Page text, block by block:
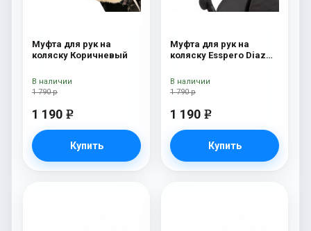
Муфта для рук на
коляску Коричневый
1 790 р
1 190 e
Купить
В наличии
Муфта для рук на
коляску Esspero Diaz
Chocolat
1 790 р
1 190 e
Купить
В наличии